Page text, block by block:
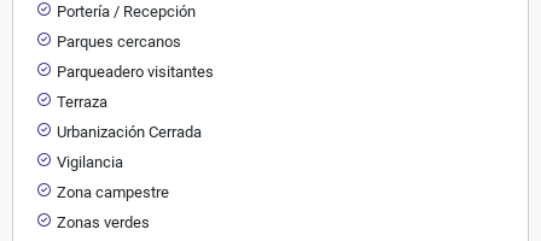
Portería / Recepción
Parques cercanos
Parqueadero visitantes
Terraza
Urbanización Cerrada
Vigilancia
Zona campestre
Zonas verdes